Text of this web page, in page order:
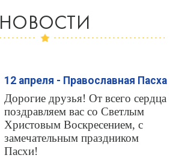
НОВОСТИ
12 апреля - Православная Пасха
Дорогие друзья! От всего сердца
поздравляем вас со Светлым
Христовым Воскресением, с
замечательным праздником
Пасхи!